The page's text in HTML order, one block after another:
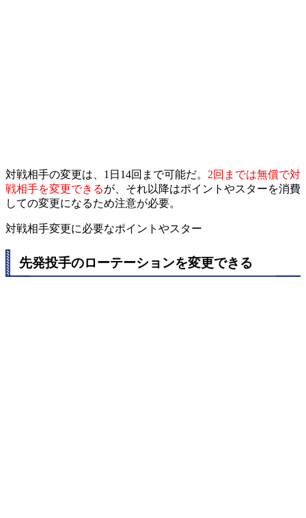
対戦相手の変更は、1日14回まで可能だ。 2回までは無償で対
戦相手を変更できるが、それ以降はポイントやスターを消費
しての変更になるため注意が必要。
対戦相手変更に必要なポイントやスター
先発投手のローテーションを変更できる